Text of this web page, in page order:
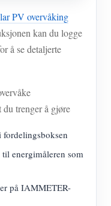
PV overvåking
kan du logge
å se detaljerte
du trenger å gjøre
fordelingsboksen
energimåleren som
på IAMMETER-